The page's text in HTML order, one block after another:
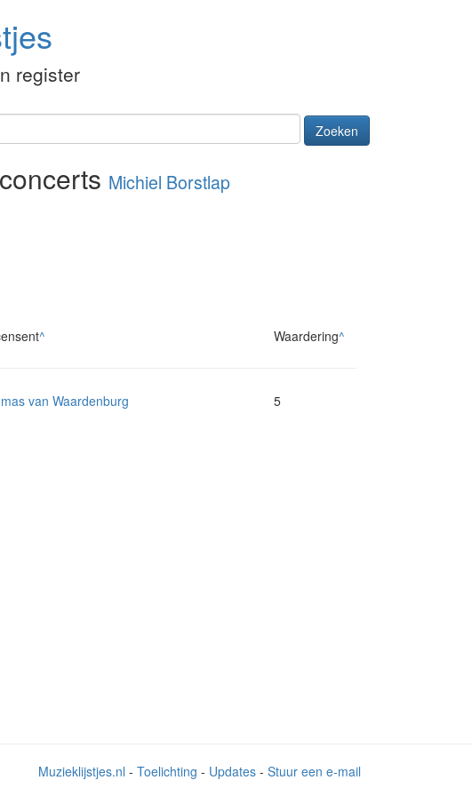
register
Zoeken
Michiel Borstlap
^ Waardering^
van Waardenburg 5
Muzieklijstjes.nl - Toelichting - Updates- Stuur een e-mail